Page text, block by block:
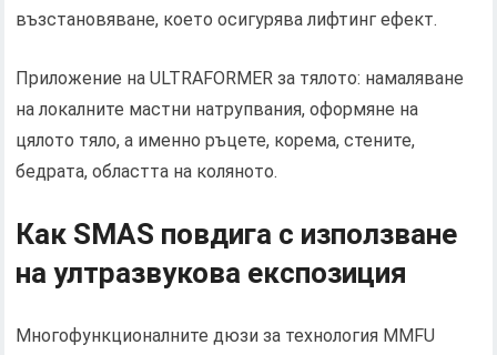
възстановяване, което осигурява лифтинг ефект.
Приложение на ULTRAFORMER за тялото: намаляване
на локалните мастни натрупвания, оформяне на
цялото тяло, а именно ръцете, корема, стените,
бедрата, областта на коляното.
Как SMAS повдига с използване
на ултразвукова експозиция
Многофункционалните дюзи за технология MMFU